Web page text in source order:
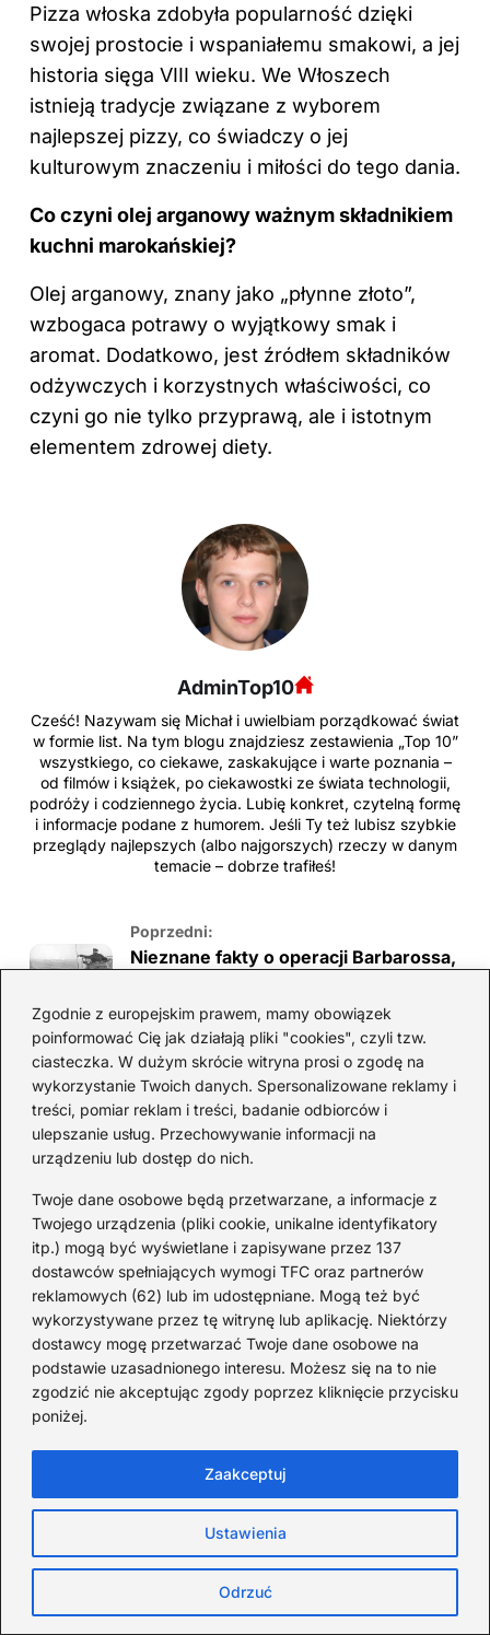
Zgodnie z europejskim prawem, mamy obowiązek
poinformować Cię jak działają pliki "cookies", czyli tzw.
ciasteczka. W dużym skrócie witryna prosi o zgodę na
wykorzystanie Twoich danych. Spersonalizowane reklamy i
treści, pomiar reklam i treści, badanie odbiorców i
ulepszanie usług. Przechowywanie informacji na
urządzeniu lub dostęp do nich.
Twoje dane osobowe będą przetwarzane, a informacje z
Twojego urządzenia (pliki cookie, unikalne identyfikatory
itp.) mogą być wyświetlane i zapisywane przez 137
dostawców spełniających wymogi TFC oraz partnerów
reklamowych (62) lub im udostępniane. Mogą też być
wykorzystywane przez tę witrynę lub aplikację. Niektórzy
dostawcy mogę przetwarzać Twoje dane osobowe na
podstawie uzasadnionego interesu. Możesz się na to nie
zgodzić nie akceptując zgody poprzez kliknięcie przycisku
poniżej.
Ustawienia
Odrzuć
Zaakceptuj
Pizza włoska zdobyła popularność dzięki
swojej prostocie i wspaniałemu smakowi, a jej
historia sięga VIII wieku. We Włoszech
istnieją tradycje związane z wyborem
najlepszej pizzy, co świadczy o jej
kulturowym znaczeniu i miłości do tego dania.
Co czyni olej arganowy ważnym składnikiem
kuchni marokańskiej?
Olej arganowy, znany jako „płynne złoto”,
wzbogaca potrawy o wyjątkowy smak i
aromat. Dodatkowo, jest źródłem składników
odżywczych i korzystnych właściwości, co
czyni go nie tylko przyprawą, ale i istotnym
elementem zdrowej diety.
AdminTop10
Cześć! Nazywam się Michał i uwielbiam porządkować świat
w formie list. Na tym blogu znajdziesz zestawienia „Top 10”
wszystkiego, co ciekawe, zaskakujące i warte poznania –
od filmów i książek, po ciekawostki ze świata technologii,
podróży i codziennego życia. Lubię konkret, czytelną formę
i informacje podane z humorem. Jeśli Ty też lubisz szybkie
przeglądy najlepszych (albo najgorszych) rzeczy w danym
temacie – dobrze trafiłeś!
Poprzedni:
Nieznane fakty o operacji Barbarossa,
historii
Następny:
Zaskakujące ciekawostki szachowe,
które musisz znać!
Sprawdź pozostałe
Ciekawostki naukowe, które wyjaśniają
codzienne zagadki